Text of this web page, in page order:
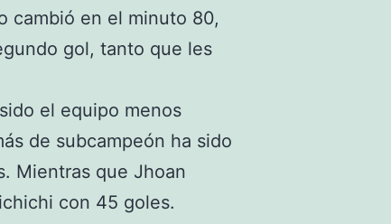
cambió en el minuto 80,
gol, tanto que les
el equipo menos
de subcampeón ha sido
Mientras que Jhoan
con 45 goles.